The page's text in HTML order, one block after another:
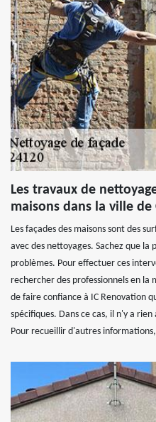
Les travaux de
maisons dans la ville
Les façades des maisons sont des
avec des nettoyages. Sachez que la
problèmes. Pour effectuer ces
rechercher des professionnels en la
de faire confiance à IC Renovation
spécifiques. Dans ce cas, il n'y a
Pour recueillir d'autres